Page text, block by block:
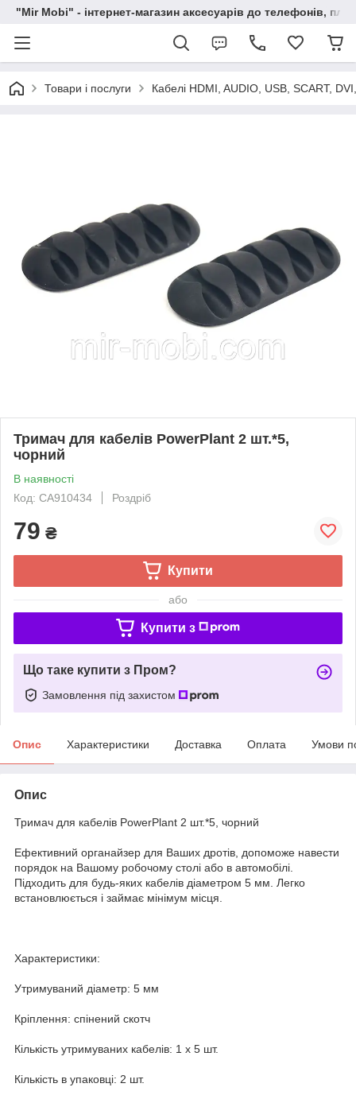
"Mir Mobi" - інтернет-магазин аксесуарів до телефонів,
Товари і послуги Кабелі HDMI, AUDIO, USB, SCART,
Тримач для кабелів PowerPlant 2 шт.*5,
чорний
В наявності
Код: CA910434
Роздріб
79 ₴
Купити
або
Купити з
Що таке купити з Пром?
Замовлення під захистом
Опис Характеристики Доставка Оплата Умови
Опис
Тримач для кабелів PowerPlant 2 шт.*5, чорний
Ефективний органайзер для Ваших дротів, допоможе навести
порядок на Вашому робочому столі або в автомобілі.
Підходить для будь-яких кабелів діаметром 5 мм. Легко
встановлюється і займає мінімум місця.
Характеристики:
Утримуваний діаметр: 5 мм
Кріплення: спінений скотч
Кількість утримуваних кабелів: 1 х 5 шт.
Кількість в упаковці: 2 шт.